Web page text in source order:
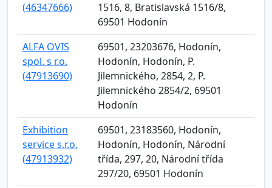
(46347666)
1516, 8, Bratislavská 1516/8,
69501 Hodonín
ALFA OVIS
spol. s r.o.
(47913690)
69501, 23203676, Hodonín,
Hodonín, Hodonín, P.
Jilemnického, 2854, 2, P.
Jilemnického 2854/2, 69501
Hodonín
Exhibition
service s.r.o.
(47913932)
69501, 23183560, Hodonín,
Hodonín, Hodonín, Národní
třída, 297, 20, Národní třída
297/20, 69501 Hodonín